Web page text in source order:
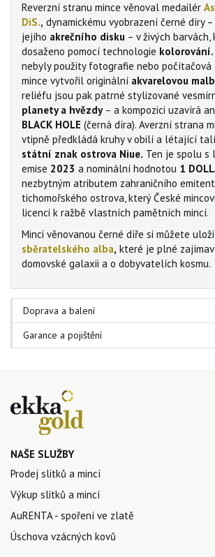
Reverzní stranu mince věnoval medailér
DiS., dynamickému vyobrazení černé díry
jejího akrečního disku – v živých
dosaženo pomocí technologie kolorování.
nebyly použity fotografie nebo
mince vytvořil originální akvarelovou
reliéfu jsou pak patrné stylizované
planety a hvězdy– a kompozici uzavírá
BLACK HOLE (černá díra). Averzní strana
vtipně předkládá kruhy v obilí a létající
státní znak ostrova Niue. Ten je spolu s
emise 2023 a nominální hodnotou 1
nezbytným atributem zahraničního
tichomořského ostrova, který České
licenci k ražbě vlastních pamětních mincí.
Minci věnovanou černé díře si můžete
sběratelského alba, které je plné
domovské galaxii a o dobyvatelích kosmu.
Doprava a balení
Garance a pojištění
NAŠE SLUŽBY
Prodej slitků a mincí
Výkup slitků a mincí
AuRENTA - spoření ve zlatě
Úschova vzácných kovů